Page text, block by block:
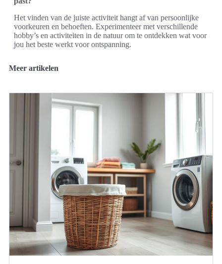
Het vinden van de juiste activiteit hangt af van persoonlijke
voorkeuren en behoeften. Experimenteer met verschillende
hobby’s en activiteiten in de natuur om te ontdekken wat voor
jou het beste werkt voor ontspanning.
Meer artikelen